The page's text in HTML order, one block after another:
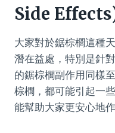
Side
大家對於鋸棕櫚這種
潛在益處，特別是針
的鋸棕櫚副作用同樣
棕櫚，都可能引起一
能幫助大家更安心地作